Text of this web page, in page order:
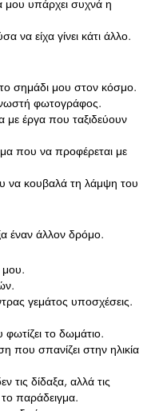
μου υπάρχει συχνά η
να είχα γίνει κάτι άλλο.
σημάδι μου στον κόσμο.
φωτογράφος.
με έργα που ταξιδεύουν
που να προφέρεται με
να κουβαλά τη λάμψη του
έναν άλλον δρόμο.
μου.
γεμάτος υποσχέσεις.
το δωμάτιο.
που σπανίζει στην ηλικία
τις δίδαξα, αλλά τις
παράδειγμα.